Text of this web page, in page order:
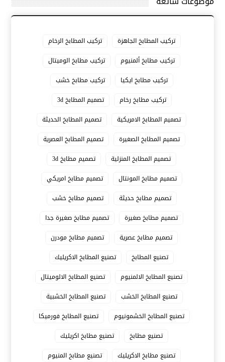
تركيب المطابخ الجاهزة
تركيب المطابخ الرخام
تركيب مطابخ ألمنيوم
تركيب مطابخ الوميتال
تركيب مطابخ ايكيا
تركيب مطابخ خشب
تركيب مطابخ رخام
تصميم المطابخ 3d
تصميم المطابخ الامريكية
تصميم المطابخ الحديثة
تصميم المطابخ الصغيرة
تصميم المطابخ العصرية
تصميم المطابخ المنزلية
تصميم مطابخ 3d
تصميم مطابخ المونتال
تصميم مطابخ امريكي
تصميم مطابخ حديثة
تصميم مطابخ خشب
تصميم مطابخ صغيرة
تصميم مطابخ صغيرة جدا
تصميم مطابخ عصرية
تصميم مطابخ مودرن
تصنيع المطابخ
تصنيع المطابخ الاكريليك
تصنيع المطابخ الالمنيوم
تصنيع المطابخ الالوميتال
تصنيع المطابخ الخشب
تصنيع المطابخ الخشبية
تصنيع المطابخ الخشمونيوم
تصنيع المطابخ فورميكا
تصنيع مطابخ
تصنيع مطابخ اكريليك
تصنيع مطابخ الاكريليك
تصنيع مطابخ المنيوم